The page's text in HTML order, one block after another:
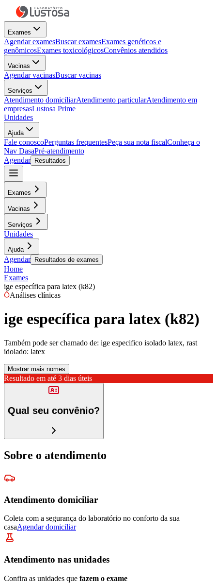
Exames
Agendar examesBuscar examesExames genéticos e
genômicosExames toxicológicosConvênios atendidos
Vacinas
Agendar vacinasBuscar vacinas
Serviços
Atendimento domiciliarAtendimento particularAtendimento em
empresasLustosa Prime
Unidades
Ajuda
Fale conoscoPerguntas frequentesPeça sua nota fiscalConheça o
Nav DasaPré-atendimento
Agendar
Resultados
Exames
Vacinas
Serviços
Unidades
Ajuda
Agendar Resultados de exames
Home
Exames
ige específica para latex (k82)
Análises clínicas
ige específica para latex (k82)
Também pode ser chamado de: ige especifico isolado latex, rast
idolado: latex
Mostrar mais nomes
Resultado em até 3 dias úteis
Qual seu convênio?
Sobre o atendimento
Atendimento domiciliar
Coleta com a segurança do laboratório no conforto da sua
casaAgendar domiciliar
Atendimento nas unidades
Confira as unidades que fazem o exame